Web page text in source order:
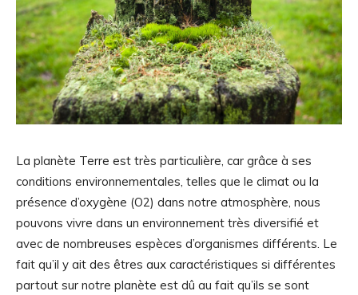
La planète Terre est très particulière, car grâce à ses
conditions environnementales, telles que le climat ou la
présence d’oxygène (O2) dans notre atmosphère, nous
pouvons vivre dans un environnement très diversifié et
avec de nombreuses espèces d’organismes différents. Le
fait qu’il y ait des êtres aux caractéristiques si différentes
partout sur notre planète est dû au fait qu’ils se sont